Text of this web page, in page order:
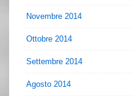
Novembre 2014
Ottobre 2014
Settembre 2014
Agosto 2014